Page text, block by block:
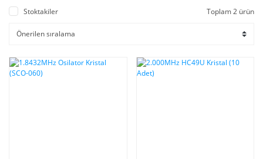
Stoktakiler Toplam 2 ürün